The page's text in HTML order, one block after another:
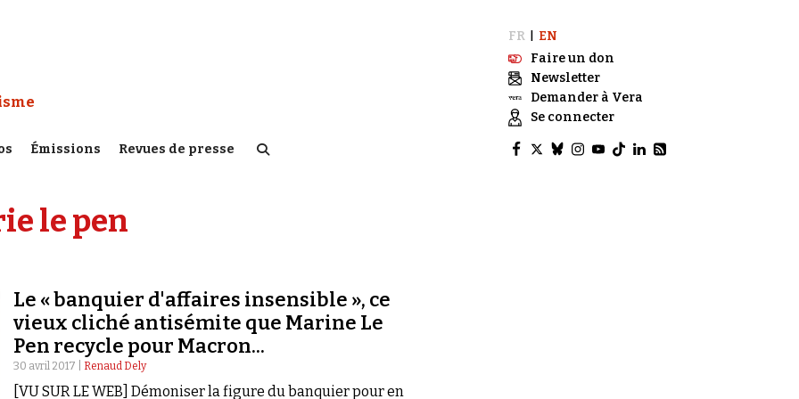
:
Émissions Revues de presse
FR
EN
Faire un don
Newsletter
Demander à Vera
Se connecter
le pen
Le « banquier d'affaires insensible », ce
vieux cliché antisémite que Marine Le
Pen recycle pour Macron...
30 avril 2017 | Renaud Dely
[VU SUR LE WEB] Démoniser la figure du banquier pour en